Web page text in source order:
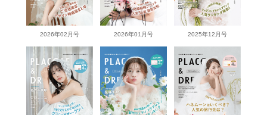
2026年02月号 2026年01月号 2025年12月号